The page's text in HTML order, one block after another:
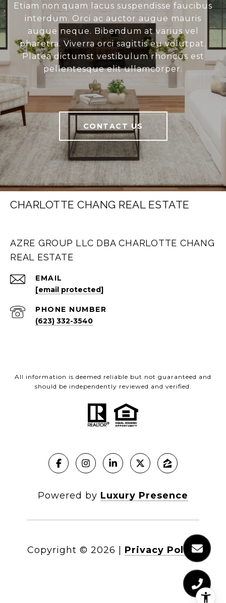
Etiam non quam lacus suspendisse faucibus
interdum. Orci ac auctor augue mauris
augue neque. Bibendum at varius vel
pharetra. Viverra orci sagittis eu volutpat.
Platea dictumst vestibulum rhoncus est
pellentesque elit ullamcorper.
CONTACT US
CHARLOTTE CHANG REAL ESTATE
AZRE GROUP LLC DBA CHARLOTTE CHANG
REAL ESTATE
EMAIL
[email protected]
PHONE NUMBER
(623) 332-3540
All information is deemed reliable but not guaranteed and
should be independently reviewed and verified.
Powered by Luxury Presence
Copyright © 2026 Privacy Policy